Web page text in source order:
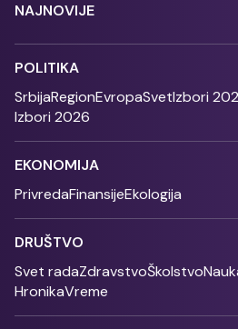
NAJNOVIJE
POLITIKA
SrbijaRegionEvropaSvetIzbori
Izbori 2026
EKONOMIJA
PrivredaFinansijeEkologija
DRUŠTVO
Svet radaZdravstvoŠkolstvo
HronikaVreme